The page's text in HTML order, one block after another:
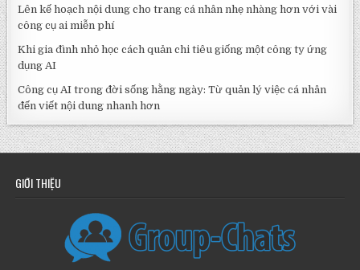
Lên kế hoạch nội dung cho trang cá nhân nhẹ nhàng hơn với vài
công cụ ai miễn phí
Khi gia đình nhỏ học cách quản chi tiêu giống một công ty ứng
dụng AI
Công cụ AI trong đời sống hằng ngày: Từ quản lý việc cá nhân
đến viết nội dung nhanh hơn
GIỚI THIỆU